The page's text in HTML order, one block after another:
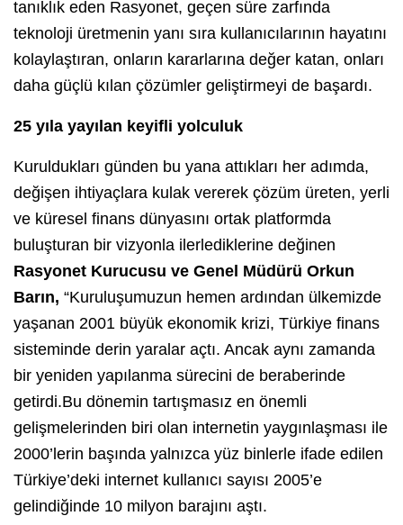
tanıklık eden Rasyonet, geçen süre zarfında
teknoloji üretmenin yanı sıra kullanıcılarının hayatını
kolaylaştıran, onların kararlarına değer katan, onları
daha güçlü kılan çözümler geliştirmeyi de başardı.
25 yıla yayılan keyifli yolculuk
Kuruldukları günden bu yana attıkları her adımda,
değişen ihtiyaçlara kulak vererek çözüm üreten, yerli
ve küresel finans dünyasını ortak platformda
buluşturan bir vizyonla ilerlediklerine değinen
Rasyonet Kurucusu ve Genel Müdürü Orkun
Barın, “Kuruluşumuzun hemen ardından ülkemizde
yaşanan 2001 büyük ekonomik krizi, Türkiye finans
sisteminde derin yaralar açtı. Ancak aynı zamanda
bir yeniden yapılanma sürecini de beraberinde
getirdi.Bu dönemin tartışmasız en önemli
gelişmelerinden biri olan internetin yaygınlaşması ile
2000’lerin başında yalnızca yüz binlerle ifade edilen
Türkiye’deki internet kullanıcı sayısı 2005’e
gelindiğinde 10 milyon barajını aştı.